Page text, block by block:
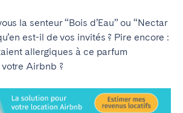
la senteur “Bois d’Eau” ou “Nectar
est-il de vos invités ? Pire encore :
allergiques à ce parfum
Airbnb ?